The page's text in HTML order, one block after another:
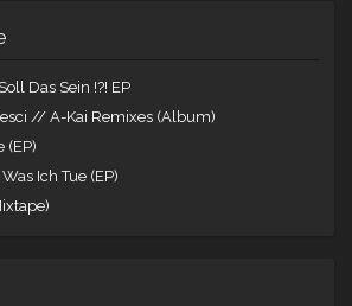
Das Sein !?! EP
// A-Kai Remixes (Album)
(EP)
Ich Tue (EP)